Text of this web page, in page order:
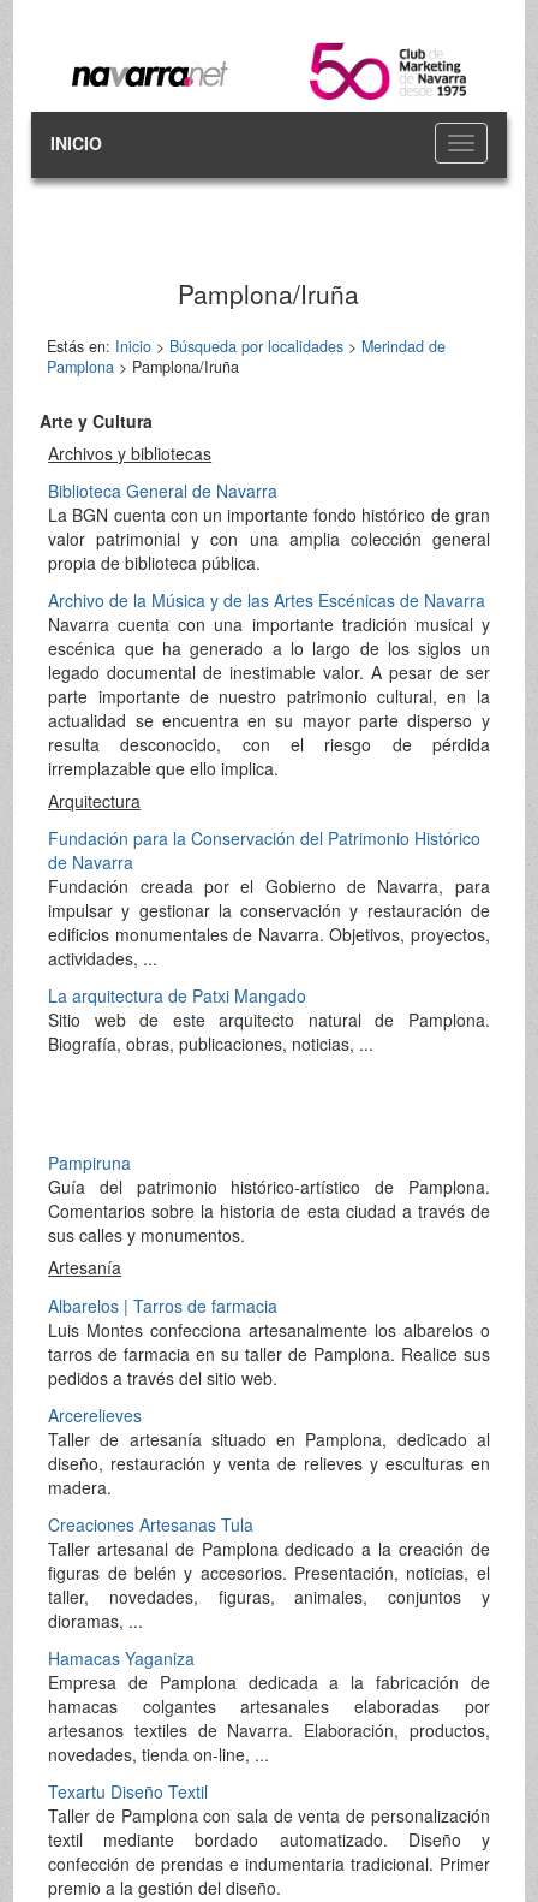
Toggle
navigation
INICIO
Pamplona/Iruña
Estás en: Inicio> Búsqueda por localidades> Merindad de
Pamplona> Pamplona/Iruña
Arte y Cultura
Archivos y bibliotecas
Biblioteca General de Navarra
La BGN cuenta con un importante fondo histórico de gran
valor patrimonial y con una amplia colección general
propia de biblioteca pública.
Archivo de la Música y de las Artes Escénicas de Navarra
Navarra cuenta con una importante tradición musical y
escénica que ha generado a lo largo de los siglos un
legado documental de inestimable valor. A pesar de ser
parte importante de nuestro patrimonio cultural, en la
actualidad se encuentra en su mayor parte disperso y
resulta desconocido, con el riesgo de pérdida
irremplazable que ello implica.
Arquitectura
Fundación para la Conservación del Patrimonio Histórico
de Navarra
Fundación creada por el Gobierno de Navarra, para
impulsar y gestionar la conservación y restauración de
edificios monumentales de Navarra. Objetivos, proyectos,
actividades, ...
La arquitectura de Patxi Mangado
Sitio web de este arquitecto natural de Pamplona.
Biografía, obras, publicaciones, noticias, ...
Pampiruna
Guía del patrimonio histórico-artístico de Pamplona.
Comentarios sobre la historia de esta ciudad a través de
sus calles y monumentos.
Artesanía
Albarelos | Tarros de farmacia
Luis Montes confecciona artesanalmente los albarelos o
tarros de farmacia en su taller de Pamplona. Realice sus
pedidos a través del sitio web.
Arcerelieves
Taller de artesanía situado en Pamplona, dedicado al
diseño, restauración y venta de relieves y esculturas en
madera.
Creaciones Artesanas Tula
Taller artesanal de Pamplona dedicado a la creación de
figuras de belén y accesorios. Presentación, noticias, el
taller, novedades, figuras, animales, conjuntos y
dioramas, ...
Hamacas Yaganiza
Empresa de Pamplona dedicada a la fabricación de
hamacas colgantes artesanales elaboradas por
artesanos textiles de Navarra. Elaboración, productos,
novedades, tienda on-line, ...
Texartu Diseño Textil
Taller de Pamplona con sala de venta de personalización
textil mediante bordado automatizado. Diseño y
confección de prendas e indumentaria tradicional. Primer
premio a la gestión del diseño.